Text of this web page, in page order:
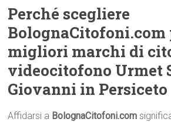
Perché scegliere
BolognaCitofoni.com
migliori marchi di
videocitofono Urmet
Giovanni in Persiceto
Affidarsi a BolognaCitofoni.com